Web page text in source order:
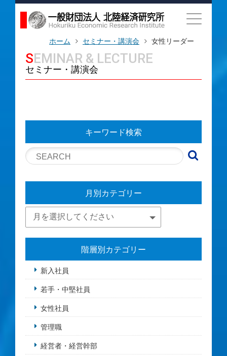
ホーム セミナー・講演会 女性リーダー
SEMINAR & LECTURE
セミナー・講演会
キーワード検索
月別カテゴリー
階層別カテゴリー
新入社員
若手・中堅社員
女性社員
管理職
経営者・経営幹部